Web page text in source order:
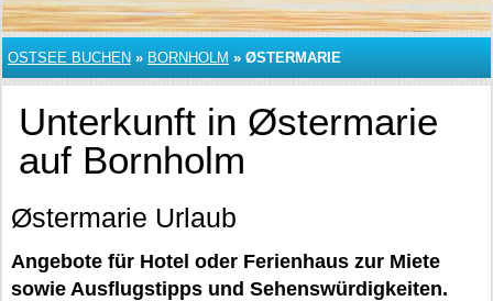
OSTSEE BUCHEN » BORNHOLM » ØSTERMARIE
Unterkunft in Østermarie
auf Bornholm
Østermarie Urlaub
Angebote für Hotel oder Ferienhaus zur Miete
sowie Ausflugstipps und Sehenswürdigkeiten.